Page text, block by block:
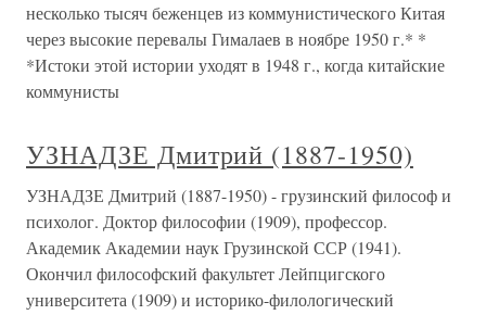
несколько тысяч беженцев из коммунистического Китая
через высокие перевалы Гималаев в ноябре 1950 г.* *
*Истоки этой истории уходят в 1948 г., когда китайские
коммунисты
УЗНАДЗЕ Дмитрий (1887-1950)
УЗНАДЗЕ Дмитрий (1887-1950) - грузинский философ и
психолог. Доктор философии (1909), профессор.
Академик Академии наук Грузинской ССР (1941).
Окончил философский факультет Лейпцигского
университета (1909) и историко-филологический